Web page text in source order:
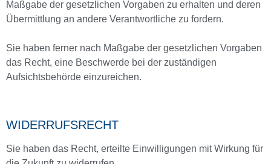
Maßgabe der gesetzlichen Vorgaben zu erhalten und deren
Übermittlung an andere Verantwortliche zu fordern.
Sie haben ferner nach Maßgabe der gesetzlichen Vorgaben
das Recht, eine Beschwerde bei der zuständigen
Aufsichtsbehörde einzureichen.
WIDERRUFSRECHT
Sie haben das Recht, erteilte Einwilligungen mit Wirkung für